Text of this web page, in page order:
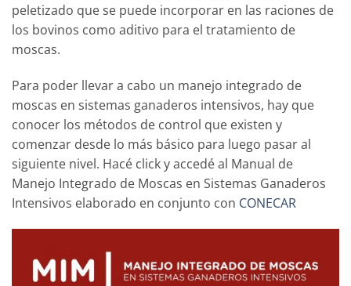
peletizado que se puede incorporar en las raciones de
los bovinos como aditivo para el tratamiento de
moscas.
Para poder llevar a cabo un manejo integrado de
moscas en sistemas ganaderos intensivos, hay que
conocer los métodos de control que existen y
comenzar desde lo más básico para luego pasar al
siguiente nivel. Hacé click y accedé al Manual de
Manejo Integrado de Moscas en Sistemas Ganaderos
Intensivos elaborado en conjunto con CONECAR